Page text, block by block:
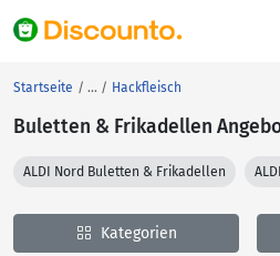
Startseite Hackfleisch
Buletten & Frikadellen
ALDI Nord Buletten & Frikadellen
Kategorien